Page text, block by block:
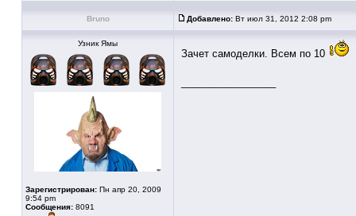
Bruno Добавлено: Вт июл 31, 2012 2:08 pm
Узник Ямы
Зарегистрирован: Пн апр 20, 2009
9:54 pm
Сообщения: 8091
Зачет самоделки. Всем по 10